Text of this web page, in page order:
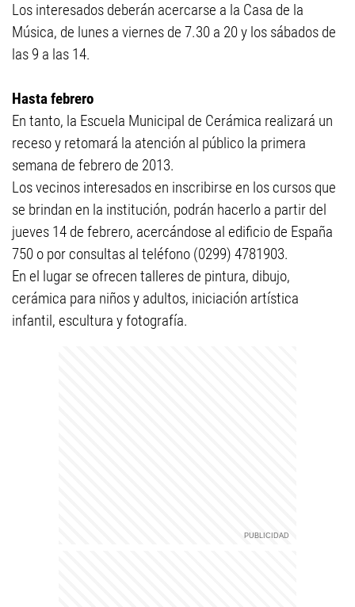
Los interesados deberán acercarse a la Casa de la
Música, de lunes a viernes de 7.30 a 20 y los sábados de
las 9 a las 14.
Hasta febrero
En tanto, la Escuela Municipal de Cerámica realizará un
receso y retomará la atención al público la primera
semana de febrero de 2013.
Los vecinos interesados en inscribirse en los cursos que
se brindan en la institución, podrán hacerlo a partir del
jueves 14 de febrero, acercándose al edificio de España
750 o por consultas al teléfono (0299) 4781903.
En el lugar se ofrecen talleres de pintura, dibujo,
cerámica para niños y adultos, iniciación artística
infantil, escultura y fotografía.